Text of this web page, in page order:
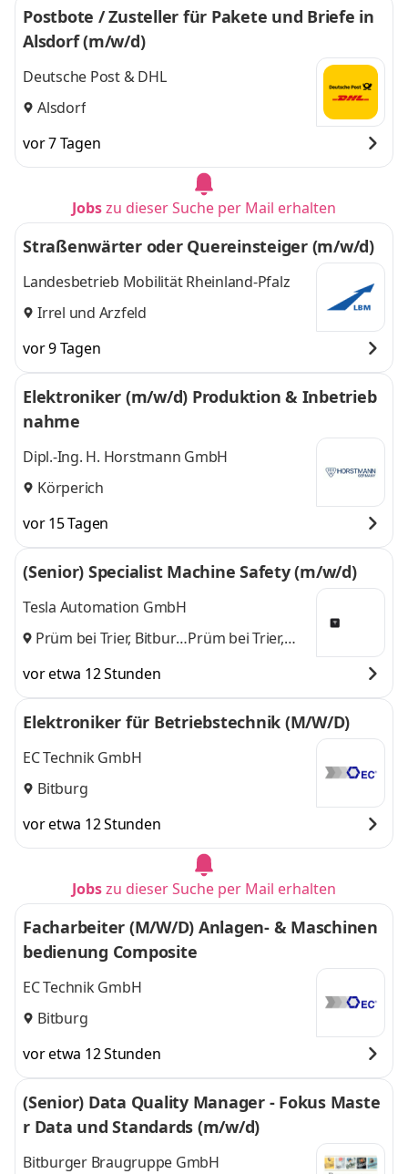
Postbote / Zusteller für Pakete und Briefe in
Alsdorf (m/w/d)
Deutsche Post & DHL
Alsdorf
vor 7 Tagen
Jobszu dieser Suche per Mail erhalten
Straßenwärter oder Quereinsteiger (m/w/d)
Landesbetrieb Mobilität Rheinland-Pfalz
Irrel und Arzfeld
vor 9 Tagen
Elektroniker (m/w/d) Produktion & Inbetrieb
nahme
Dipl.-Ing. H. Horstmann GmbH
Körperich
vor 15 Tagen
(Senior) Specialist Machine Safety (m/w/d)
Tesla Automation GmbH
Prüm bei Trier, BitburgPrüm bei Trier,
vor etwa 12 Stunden
Elektroniker für Betriebstechnik (M/W/D)
EC Technik GmbH
Bitburg
vor etwa 12 Stunden
Jobszu dieser Suche per Mail erhalten
Facharbeiter (M/W/D) Anlagen- & Maschinen
bedienung Composite
EC Technik GmbH
Bitburg
vor etwa 12 Stunden
(Senior) Data Quality Manager - Fokus Maste
r Data und Standards (m/w/d)
Bitburger Braugruppe GmbH